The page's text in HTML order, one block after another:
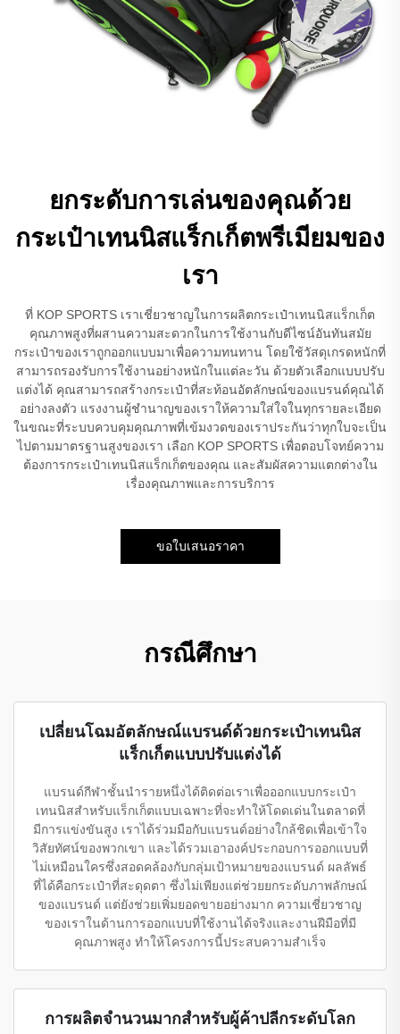
ยกระดับการเล่นของคุณด้วย
กระเป๋าเทนนิสแร็กเก็ตพรีเมียมของ
เรา
ที่ KOP SPORTS เราเชี่ยวชาญในการผลิตกระเป๋าเทนนิสแร็กเก็ต
คุณภาพสูงที่ผสานความสะดวกในการใช้งานกับดีไซน์อันทันสมัย
กระเป๋าของเราถูกออกแบบมาเพื่อความทนทาน โดยใช้วัสดุเกรดหนักที่
สามารถรองรับการใช้งานอย่างหนักในแต่ละวัน ด้วยตัวเลือกแบบปรับ
แต่งได้ คุณสามารถสร้างกระเป๋าที่สะท้อนอัตลักษณ์ของแบรนด์คุณได้
อย่างลงตัว แรงงานผู้ชำนาญของเราให้ความใส่ใจในทุกรายละเอียด
ในขณะที่ระบบควบคุมคุณภาพที่เข้มงวดของเราประกันว่าทุกใบจะเป็น
ไปตามมาตรฐานสูงของเรา เลือก KOP SPORTS เพื่อตอบโจทย์ความ
ต้องการกระเป๋าเทนนิสแร็กเก็ตของคุณ และสัมผัสความแตกต่างใน
เรื่องคุณภาพและการบริการ
ขอใบเสนอราคา
กรณีศึกษา
เปลี่ยนโฉมอัตลักษณ์แบรนด์ด้วยกระเป๋าเทนนิส
แร็กเก็ตแบบปรับแต่งได้
แบรนด์กีฬาชั้นนำรายหนึ่งได้ติดต่อเราเพื่อออกแบบกระเป๋า
เทนนิสสำหรับแร็กเก็ตแบบเฉพาะที่จะทำให้โดดเด่นในตลาดที่
มีการแข่งขันสูง เราได้ร่วมมือกับแบรนด์อย่างใกล้ชิดเพื่อเข้าใจ
วิสัยทัศน์ของพวกเขา และได้รวมเอาองค์ประกอบการออกแบบที่
ไม่เหมือนใครซึ่งสอดคล้องกับกลุ่มเป้าหมายของแบรนด์ ผลลัพธ์
ที่ได้คือกระเป๋าที่สะดุดตา ซึ่งไม่เพียงแต่ช่วยยกระดับภาพลักษณ์
ของแบรนด์ แต่ยังช่วยเพิ่มยอดขายอย่างมาก ความเชี่ยวชาญ
ของเราในด้านการออกแบบที่ใช้งานได้จริงและงานฝีมือที่มี
คุณภาพสูง ทำให้โครงการนี้ประสบความสำเร็จ
การผลิตจำนวนมากสำหรับผู้ค้าปลีกระดับโลก